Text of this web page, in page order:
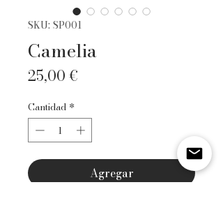
SKU: SP001
Camelia
25,00 €
Cantidad *
Agregar